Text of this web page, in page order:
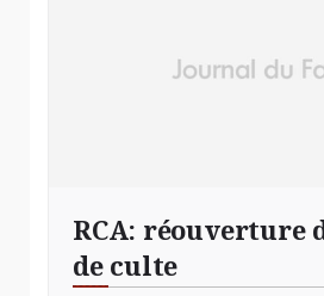
RCA: réouverture
de culte